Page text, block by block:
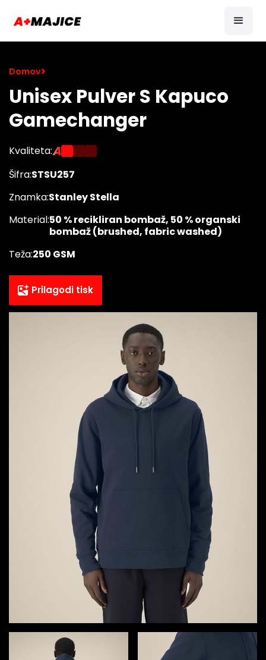
Domov>
Unisex Pulver S Kapuco
Gamechanger
Kvaliteta:A
Šifra:STSU257
Znamka:Stanley Stella
Material:50 % recikliran bombaž, 50 % organski
bombaž (brushed, fabric washed)
Teža:250 GSM
Prilagodi tisk